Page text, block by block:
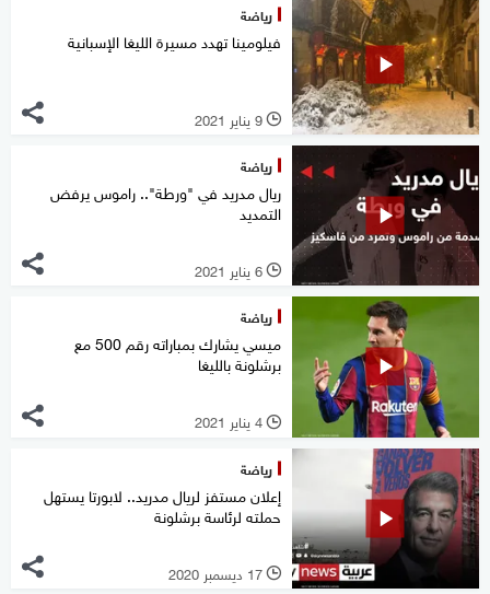
رياضة
فيلومينا تهدد مسيرة الليغا الإسبانية
l 9 يناير 2021
رياضة
ريال مدريد في "ورطة".. راموس يرفض
التمديد
l 6 يناير 2021
رياضة
ميسي يشارك بمباراته رقم 500 مع
برشلونة بالليغا
l 4 يناير 2021
رياضة
إعلان مستفز لريال مدريد.. لابورتا يستهل
حملته لرئاسة برشلونة
l 17 ديسمبر 2020